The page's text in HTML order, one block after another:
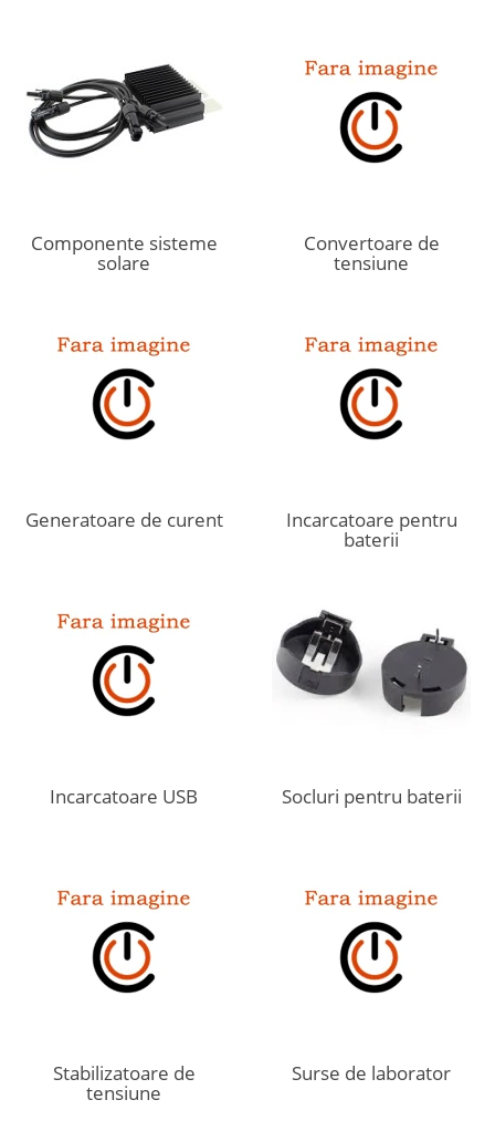
Componente sisteme
solare
Convertoare de
tensiune
Generatoare de curent Incarcatoare pentru
baterii
Incarcatoare USB Socluri pentru baterii
Stabilizatoare de
tensiune
Surse de laborator